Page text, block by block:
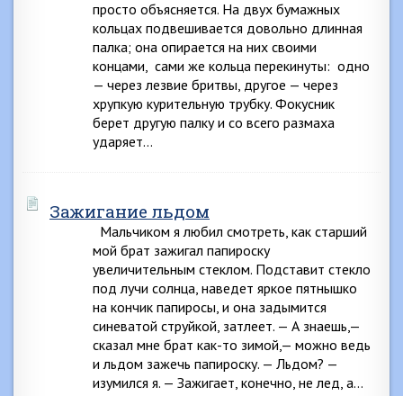
просто объясняется. На двух бумажных
кольцах подвешивается довольно длинная
палка; она опирается на них своими
концами, сами же кольца перекинуты: одно
— через лезвие бритвы, другое — через
хрупкую курительную трубку. Фокусник
берет другую палку и со всего размаха
ударяет…
Зажигание льдом
Мальчиком я любил смотреть, как старший
мой брат зажигал папироску
увеличительным стеклом. Подставит стекло
под лучи солнца, наведет яркое пятнышко
на кончик папиросы, и она задымится
синеватой струйкой, затлеет. — А знаешь,—
сказал мне брат как-то зимой,— можно ведь
и льдом зажечь папироску. — Льдом? —
изумился я. — Зажигает, конечно, не лед, а…